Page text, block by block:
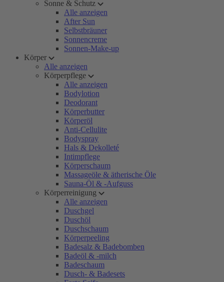
Sonne & Schutz
Alle anzeigen
After Sun
Selbstbräuner
Sonnencreme
Sonnen-Make-up
Körper
Alle anzeigen
Körperpflege
Alle anzeigen
Bodylotion
Deodorant
Körperbutter
Körperöl
Anti-Cellulite
Bodyspray
Hals & Dekolleté
Intimpflege
Körperschaum
Massageöle & ätherische Öle
Sauna-Öl & -Aufguss
Körperreinigung
Alle anzeigen
Duschgel
Duschöl
Duschschaum
Körperpeeling
Badesalz & Badebomben
Badeöl & -milch
Badeschaum
Dusch- & Badesets